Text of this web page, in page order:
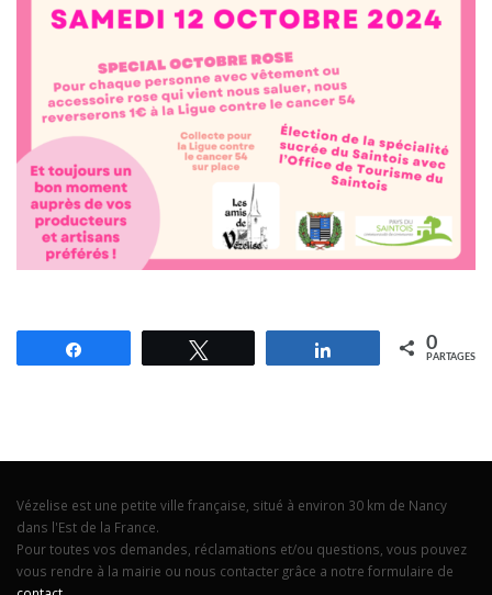
Partagez 0
PARTAGES
Vézelise est une petite ville française, situé à environ 30 km de Nancy
dans l'Est de la France.
Pour toutes vos demandes, réclamations et/ou questions, vous pouvez
vous rendre à la mairie ou nous contacter grâce a notre formulaire de